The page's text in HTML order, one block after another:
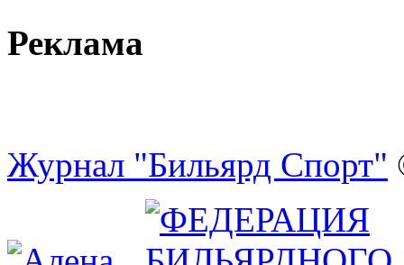
Реклама
Журнал "Бильярд Спорт"